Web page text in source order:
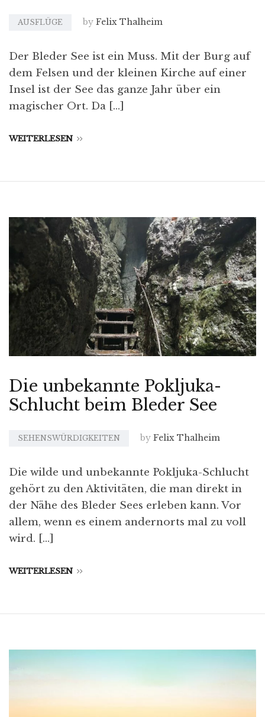
AUSFLÜGE by Felix Thalheim
Der Bleder See ist ein Muss. Mit der Burg auf
dem Felsen und der kleinen Kirche auf einer
Insel ist der See das ganze Jahr über ein
magischer Ort. Da […]
WEITERLESEN
Die unbekannte Pokljuka-
Schlucht beim Bleder See
SEHENSWÜRDIGKEITEN by Felix Thalheim
Die wilde und unbekannte Pokljuka-Schlucht
gehört zu den Aktivitäten, die man direkt in
der Nähe des Bleder Sees erleben kann. Vor
allem, wenn es einem andernorts mal zu voll
wird. […]
WEITERLESEN